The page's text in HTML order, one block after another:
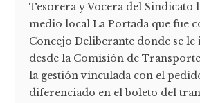
Tesorera y Vocera del Sindicato
medio local La Portada que fue
Concejo Deliberante donde se
desde la Comisión de
la gestión vinculada con el
diferenciado en el boleto del